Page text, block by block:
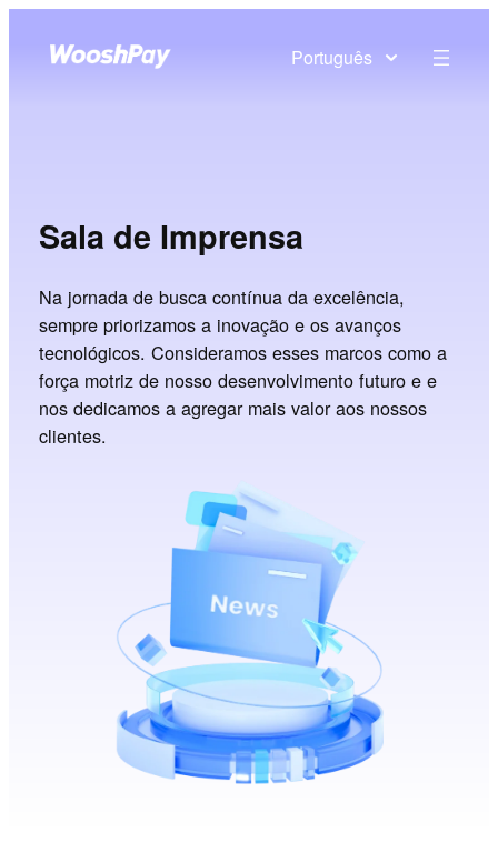
Português
Sala de Imprensa
Na jornada de busca contínua da excelência,
sempre priorizamos a inovação e os avanços
tecnológicos. Consideramos esses marcos como a
força motriz de nosso desenvolvimento futuro e e
nos dedicamos a agregar mais valor aos nossos
clientes.